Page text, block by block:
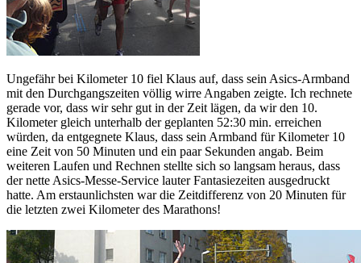
Ungefähr bei Kilometer 10 fiel Klaus auf, dass sein Asics-Armband
mit den Durchgangszeiten völlig wirre Angaben zeigte. Ich rechnete
gerade vor, dass wir sehr gut in der Zeit lägen, da wir den 10.
Kilometer gleich unterhalb der geplanten 52:30 min. erreichen
würden, da entgegnete Klaus, dass sein Armband für Kilometer 10
eine Zeit von 50 Minuten und ein paar Sekunden angab. Beim
weiteren Laufen und Rechnen stellte sich so langsam heraus, dass
der nette Asics-Messe-Service lauter Fantasiezeiten ausgedruckt
hatte. Am erstaunlichsten war die Zeitdifferenz von 20 Minuten für
die letzten zwei Kilometer des Marathons!